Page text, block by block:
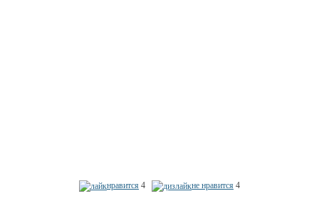
нравится 4 не нравится 4